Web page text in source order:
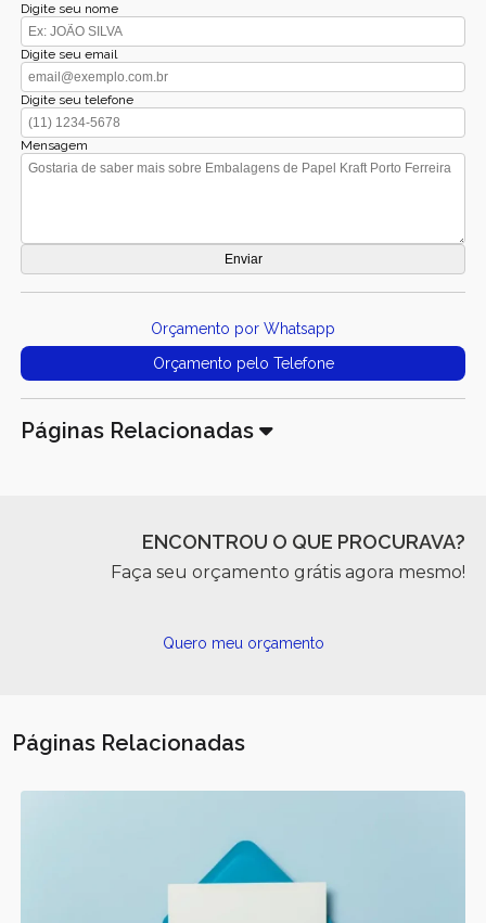
Digite seu nome
Digite seu email
Digite seu telefone
Mensagem
Orçamento por Whatsapp
Orçamento pelo Telefone
Páginas Relacionadas
ENCONTROU O QUE PROCURAVA?
Faça seu orçamento grátis agora mesmo!
Quero meu orçamento
Páginas Relacionadas